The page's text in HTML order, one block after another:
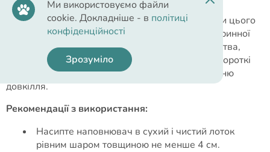
Для Cat’s Best дерева не вирубуються, продукти цього
бренду виготовляються з екологічно чистої вторинної
деревної сировини лісопромислового виробництва,
сертифікованої PEFC. Cat’s Best використовує короткі
транспортні шляхи, що також сприяє збереженню
довкілля.
Рекомендації з використання:
Насипте наповнювач в сухий і чистий лоток
рівним шаром товщиною не менше 4 см.
Ми використовуємо файли
cookie. Докладніше - в політиці
конфіденційності
Зрозуміло